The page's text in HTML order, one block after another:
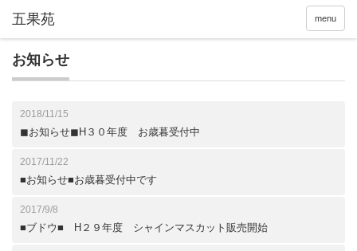
menu
お知らせ
2018/11/15
◼︎お知らせ◼︎H３０年度 お歳暮受付中
2017/11/22
■お知らせ■お歳暮受付中です
2017/9/8
■ブドウ■ H２９年度 シャインマスカット販売開始